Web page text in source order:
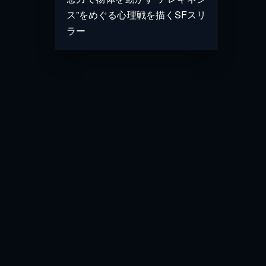
ス”をめぐる心理戦を描くSFスリ
ラー